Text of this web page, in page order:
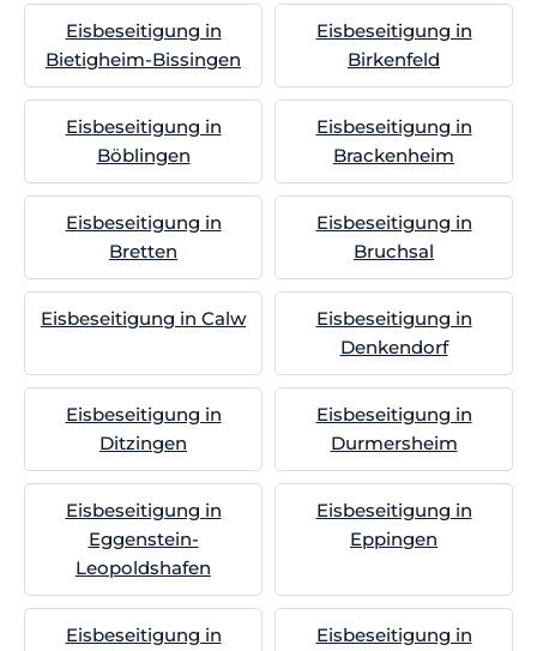
Eisbeseitigung in
Bietigheim-Bissingen
Eisbeseitigung in
Birkenfeld
Eisbeseitigung in
Böblingen
Eisbeseitigung in
Brackenheim
Eisbeseitigung in
Bretten
Eisbeseitigung in
Bruchsal
Eisbeseitigung in Calw
Eisbeseitigung in
Denkendorf
Eisbeseitigung in
Ditzingen
Eisbeseitigung in
Durmersheim
Eisbeseitigung in
Eggenstein-
Leopoldshafen
Eisbeseitigung in
Eppingen
Eisbeseitigung in
Eisbeseitigung in